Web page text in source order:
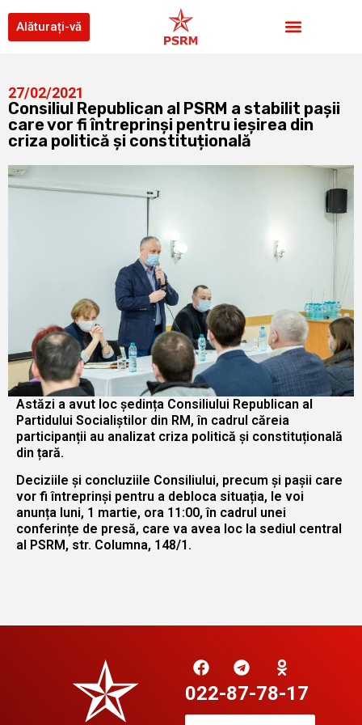
Alăturați-vă
27/02/2021
Consiliul Republican al PSRM a stabilit pașii
care vor fi întreprinși pentru ieșirea din
criza politică și constituțională
Astăzi a avut loc ședința Consiliului Republican al
Partidului Socialiștilor din RM, în cadrul căreia
participanții au analizat criza politică și constituțională
din țară.
Deciziile și concluziile Consiliului, precum și pașii care
vor fi întreprinși pentru a debloca situația, le voi
anunța luni, 1 martie, ora 11:00, în cadrul unei
conferințe de presă, care va avea loc la sediul central
al PSRM, str. Columna, 148/1.
022-87-78-17